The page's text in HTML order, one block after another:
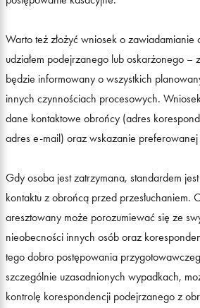
Warto też złożyć wniosek o zawiadamianie
udziałem podejrzanego lub oskarżonego –
będzie informowany o wszystkich
innych czynnościach procesowych.
dane kontaktowe obrońcy (adres
adres e-mail) oraz wskazanie
Gdy osoba jest zatrzymana, standardem
kontaktu z obrońcą przed przesłuchaniem.
aresztowany może porozumiewać się ze
nieobecności innych osób oraz
tego dobro postępowania
szczególnie uzasadnionych wypadkach,
kontrolę korespondencji podejrzanego z